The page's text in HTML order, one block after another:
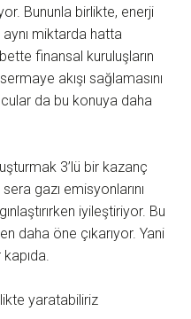
Bununla birlikte, enerji
aynı miktarda hatta
finansal kuruluşların
akışı sağlamasını
da bu konuya daha
3’lü bir kazanç
gazı emisyonlarını
iyileştiriyor. Bu
daha öne çıkarıyor. Yani
yaratabiliriz